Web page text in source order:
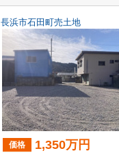
長浜市石田町売土地
価格 1,350万円